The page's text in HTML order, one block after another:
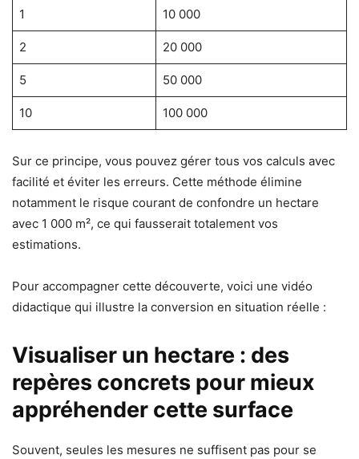
1 10 000
2 20 000
5 50 000
10 100 000
Sur ce principe, vous pouvez gérer tous vos calculs avec
facilité et éviter les erreurs. Cette méthode élimine
notamment le risque courant de confondre un hectare
avec 1 000 m², ce qui fausserait totalement vos
estimations.
Pour accompagner cette découverte, voici une vidéo
didactique qui illustre la conversion en situation réelle :
Visualiser un hectare : des
repères concrets pour mieux
appréhender cette surface
Souvent, seules les mesures ne suffisent pas pour se